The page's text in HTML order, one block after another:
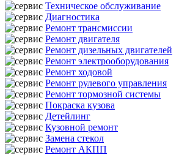
Техническое обслуживание
Диагностика
Ремонт трансмиссии
Ремонт двигателя
Ремонт дизельных двигателей
Ремонт электрооборудования
Ремонт ходовой
Ремонт рулевого управления
Ремонт тормозной системы
Покраска кузова
Детейлинг
Кузовной ремонт
Замена стекол
Ремонт АКПП